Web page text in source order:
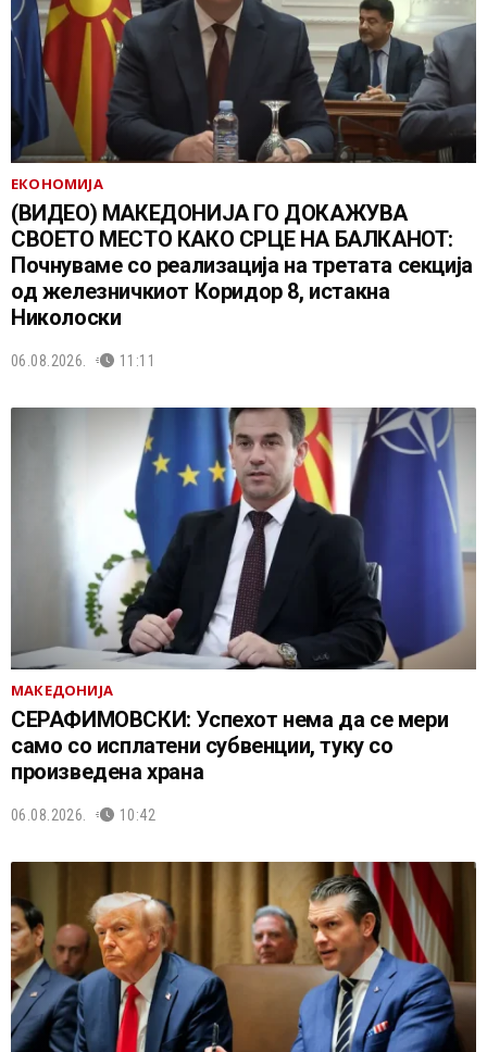
ЕКОНОМИЈА
(ВИДЕО) МАКЕДОНИЈА ГО ДОКАЖУВА
СВОЕТО МЕСТО КАКО СРЦЕ НА БАЛКАНОТ:
Почнуваме со реализација на третата секција
од железничкиот Коридор 8, истакна
Николоски
06.08.2026. 11:11
МАКЕДОНИЈА
СЕРАФИМОВСКИ: Успехот нема да се мери
само со исплатени субвенции, туку со
произведена храна
06.08.2026. 10:42